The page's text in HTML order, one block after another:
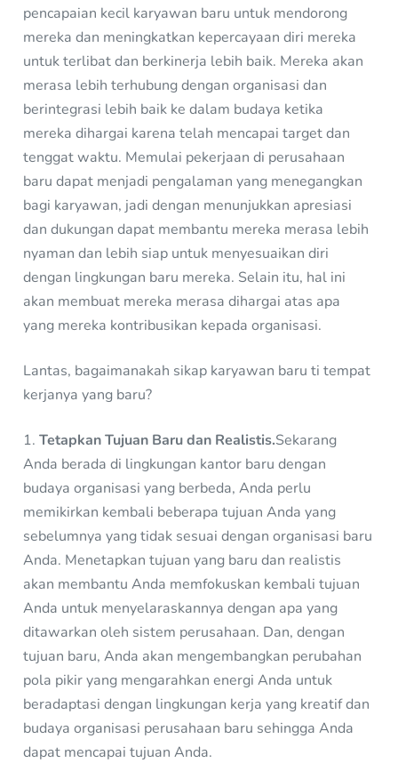
pencapaian kecil karyawan baru untuk mendorong
mereka dan meningkatkan kepercayaan diri mereka
untuk terlibat dan berkinerja lebih baik. Mereka akan
merasa lebih terhubung dengan organisasi dan
berintegrasi lebih baik ke dalam budaya ketika
mereka dihargai karena telah mencapai target dan
tenggat waktu. Memulai pekerjaan di perusahaan
baru dapat menjadi pengalaman yang menegangkan
bagi karyawan, jadi dengan menunjukkan apresiasi
dan dukungan dapat membantu mereka merasa lebih
nyaman dan lebih siap untuk menyesuaikan diri
dengan lingkungan baru mereka. Selain itu, hal ini
akan membuat mereka merasa dihargai atas apa
yang mereka kontribusikan kepada organisasi.
Lantas, bagaimanakah sikap karyawan baru ti tempat
kerjanya yang baru?
1.Tetapkan Tujuan Baru dan Realistis.Sekarang
Anda berada di lingkungan kantor baru dengan
budaya organisasi yang berbeda, Anda perlu
memikirkan kembali beberapa tujuan Anda yang
sebelumnya yang tidak sesuai dengan organisasi baru
Anda. Menetapkan tujuan yang baru dan realistis
akan membantu Anda memfokuskan kembali tujuan
Anda untuk menyelaraskannya dengan apa yang
ditawarkan oleh sistem perusahaan. Dan, dengan
tujuan baru, Anda akan mengembangkan perubahan
pola pikir yang mengarahkan energi Anda untuk
beradaptasi dengan lingkungan kerja yang kreatif dan
budaya organisasi perusahaan baru sehingga Anda
dapat mencapai tujuan Anda.